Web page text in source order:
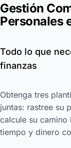
Gestión
Personales
Todo lo que
finanzas
Obtenga tres
juntas: rastree su
calcule su
tiempo y dinero